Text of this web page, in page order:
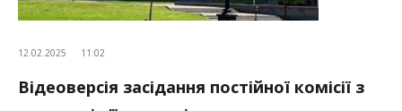
12.02.2025 11:02
Відеоверсія засідання постійної комісії з